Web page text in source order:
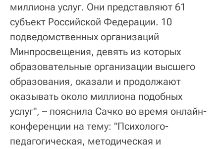
миллиона услуг. Они представляют 61
субъект Российской Федерации. 10
подведомственных организаций
Минпросвещения, девять из которых
образовательные организации высшего
образования, оказали и продолжают
оказывать около миллиона подобных
услуг", – пояснила Сачко во время онлайн-
конференции на тему: "Психолого-
педагогическая, методическая и